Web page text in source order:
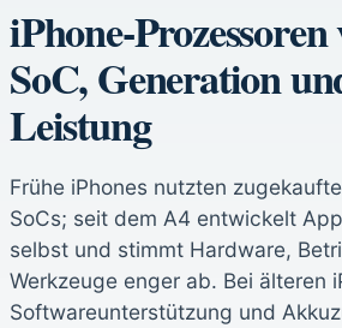
iPhone-Prozessoren
SoC, Generation
Leistung
Frühe iPhones nutzten
SoCs; seit dem A4 entwickelt
selbst und stimmt Hardware,
Werkzeuge enger ab. Bei älteren
Softwareunterstützung und